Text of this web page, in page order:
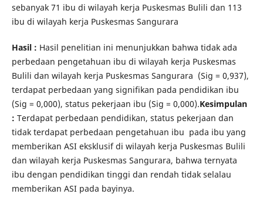
sebanyak 71 ibu di wilayah kerja Puskesmas Bulili dan 113
ibu di wilayah kerja Puskesmas Sangurara
Hasil : Hasil penelitian ini menunjukkan bahwa tidak ada
perbedaan pengetahuan ibu di wilayah kerja Puskesmas
Bulili dan wilayah kerja Puskesmas Sangurara (Sig = 0,937),
terdapat perbedaan yang signifikan pada pendidikan ibu
(Sig = 0,000), status pekerjaan ibu (Sig = 0,000).Kesimpulan
: Terdapat perbedaan pendidikan, status pekerjaan dan
tidak terdapat perbedaan pengetahuan ibu pada ibu yang
memberikan ASI eksklusif di wilayah kerja Puskesmas Bulili
dan wilayah kerja Puskesmas Sangurara, bahwa ternyata
ibu dengan pendidikan tinggi dan rendah tidak selalau
memberikan ASI pada bayinya.